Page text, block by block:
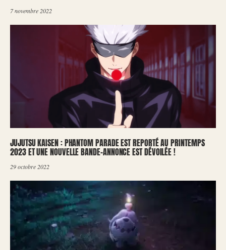
7 novembre 2022
JUJUTSU KAISEN : PHANTOM PARADE EST REPORTÉ AU PRINTEMPS
2023 ET UNE NOUVELLE BANDE-ANNONCE EST DÉVOILÉE !
29 octobre 2022